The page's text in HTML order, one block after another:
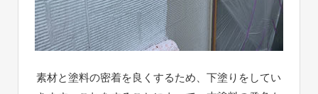
素材と塗料の密着を良くするため、下塗りをしてい